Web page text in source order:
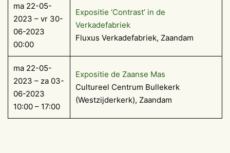
ma 22-05-
2023 – vr 30-
06-2023
00:00
Expositie ‘Contrast’ in de
Verkadefabriek
Fluxus Verkadefabriek, Zaandam
ma 22-05-
2023 – za 03-
06-2023
10:00 – 17:00
Expositie de Zaanse Mas
Cultureel Centrum Bullekerk
(Westzijderkerk), Zaandam